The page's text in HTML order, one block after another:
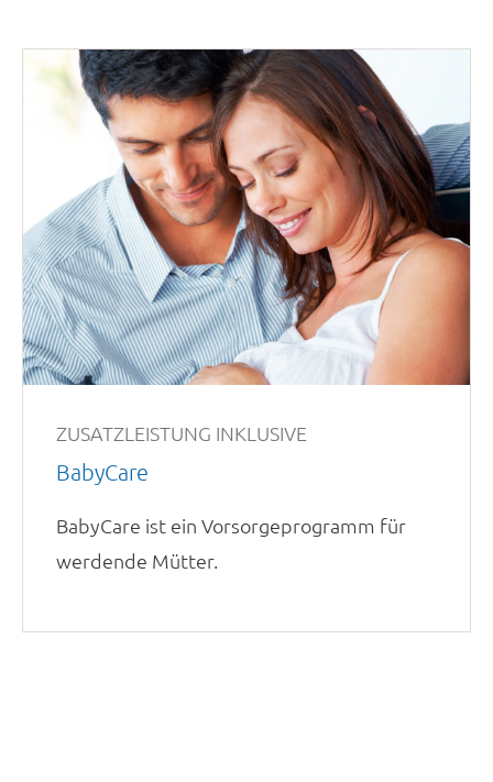
ZUSATZLEISTUNG INKLUSIVE
BabyCare
BabyCare ist ein Vorsorgeprogramm für
werdende Mütter.